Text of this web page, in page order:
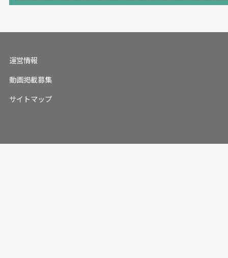
運営情報
動画掲載募集
サイトマップ